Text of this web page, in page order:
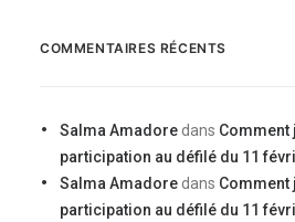
COMMENTAIRES RÉCENTS
Salma Amadore dans Comment
participation au défilé du 11
Salma Amadore dans Comment
participation au défilé du 11